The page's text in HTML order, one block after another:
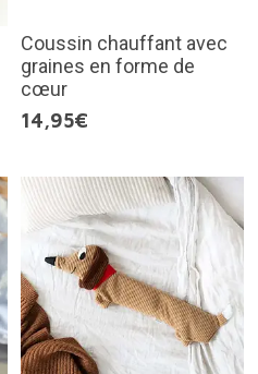
Coussin chauffant avec
graines en forme de
cœur
14,95€